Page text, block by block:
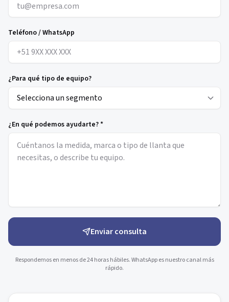
Teléfono / WhatsApp
¿Para qué tipo de equipo?
¿En qué podemos ayudarte? *
Enviar consulta
Respondemos en menos de 24 horas hábiles. WhatsApp es nuestro canal más
rápido.